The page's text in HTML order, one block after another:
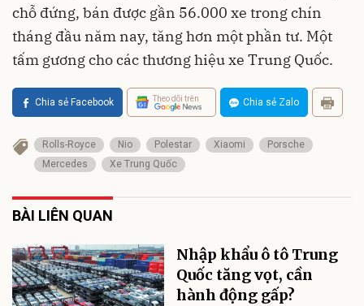
chỗ đứng, bán được gần 56.000 xe trong chín
tháng đầu năm nay, tăng hơn một phần tư. Một
tấm gương cho các thương hiệu xe Trung Quốc.
Chia sẻ Facebook Theo dõi trên Chia sẻ Zalo
Rolls-Royce Nio Polestar Xiaomi
Porsche
Mercedes
Xe Trung Quốc
BÀI LIÊN QUAN
Nhập khẩu ô tô Trung
Quốc tăng vọt, cần
hành động gấp?